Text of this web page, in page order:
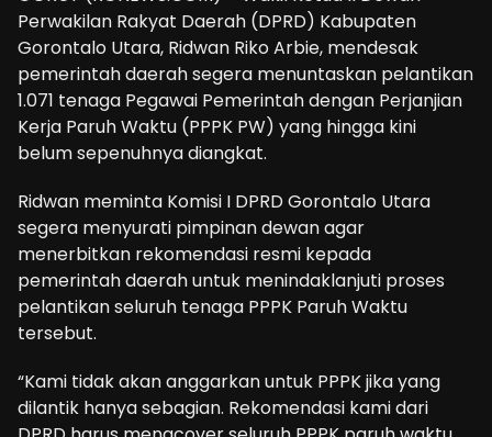
Perwakilan Rakyat Daerah (DPRD) Kabupaten
Gorontalo Utara, Ridwan Riko Arbie, mendesak
pemerintah daerah segera menuntaskan pelantikan
1.071 tenaga Pegawai Pemerintah dengan Perjanjian
Kerja Paruh Waktu (PPPK PW) yang hingga kini
belum sepenuhnya diangkat.
Ridwan meminta Komisi I DPRD Gorontalo Utara
segera menyurati pimpinan dewan agar
menerbitkan rekomendasi resmi kepada
pemerintah daerah untuk menindaklanjuti proses
pelantikan seluruh tenaga PPPK Paruh Waktu
tersebut.
“Kami tidak akan anggarkan untuk PPPK jika yang
dilantik hanya sebagian. Rekomendasi kami dari